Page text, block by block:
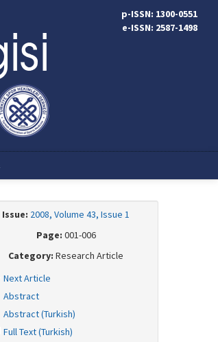
p-ISSN: 1300-0551
e-ISSN: 2587-1498
Issue: 2008, Volume 43, Issue 1
Page: 001-006
Category: Research Article
Next Article
Abstract
Abstract (Turkish)
Full Text (Turkish)